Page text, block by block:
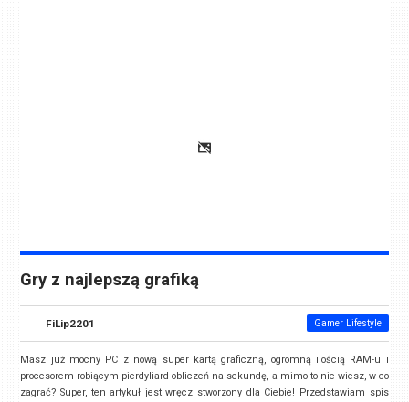
Gry z najlepszą grafiką
FiLip2201 Gamer Lifestyle
Masz już mocny PC z nową super kartą graficzną, ogromną ilością RAM-u i
procesorem robiącym pierdyliard obliczeń na sekundę, a mimo to nie wiesz, w co
zagrać? Super, ten artykuł jest wręcz stworzony dla Ciebie! Przedstawiam spis